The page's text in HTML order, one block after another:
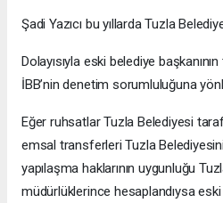
Şadi Yazıcı bu yıllarda Tuzla
Dolayısıyla eski belediye
İBB’nin denetim sorumluluğuna
Eğer ruhsatlar Tuzla Belediyesi
emsal transferleri Tuzla
yapılaşma haklarının uygunluğu
müdürlüklerince hesaplandıysa